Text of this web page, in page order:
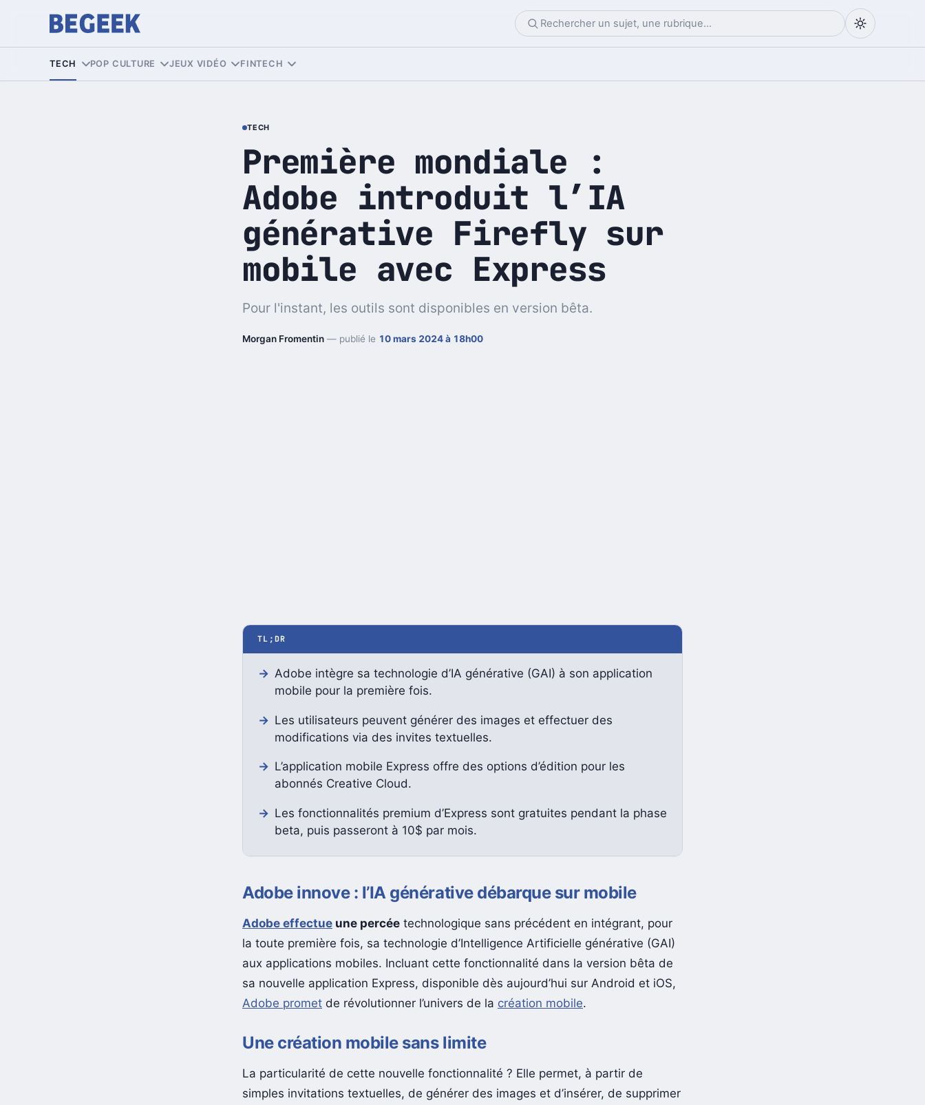
TECH POP CULTURE JEUX VIDÉO FINTECH
TECH
Première mondiale :
Adobe introduit l’IA
générative Firefly sur
mobile avec Express
Pour l'instant, les outils sont disponibles en version bêta.
Morgan Fromentin — publié le 10 mars 2024 à 18h00
TL;DR
Adobe intègre sa technologie d’IA générative (GAI) à son application
mobile pour la première fois.
Les utilisateurs peuvent générer des images et effectuer des
modifications via des invites textuelles.
L’application mobile Express offre des options d’édition pour les
abonnés Creative Cloud.
Les fonctionnalités premium d’Express sont gratuites pendant la phase
beta, puis passeront à 10$ par mois.
Adobe innove : l’IA générative débarque sur mobile
Adobe effectue une percée technologique sans précédent en intégrant, pour
la toute première fois, sa technologie d’Intelligence Artificielle générative (GAI)
aux applications mobiles. Incluant cette fonctionnalité dans la version bêta de
sa nouvelle application Express, disponible dès aujourd’hui sur Android et iOS,
Adobe promet de révolutionner l’univers de la création mobile.
Une création mobile sans limite
La particularité de cette nouvelle fonctionnalité ? Elle permet, à partir de
simples invitations textuelles, de générer des images et d’insérer, de supprimer